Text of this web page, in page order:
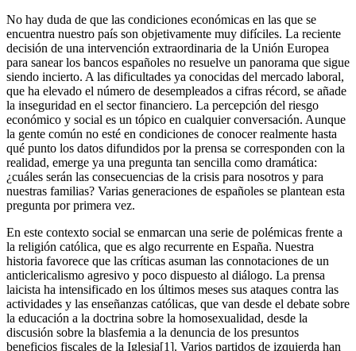
No hay duda de que las condiciones económicas en las que se
encuentra nuestro país son objetivamente muy difíciles. La reciente
decisión de una intervención extraordinaria de la Unión Europea
para sanear los bancos españoles no resuelve un panorama que sigue
siendo incierto. A las dificultades ya conocidas del mercado laboral,
que ha elevado el número de desempleados a cifras récord, se añade
la inseguridad en el sector financiero. La percepción del riesgo
económico y social es un tópico en cualquier conversación. Aunque
la gente común no esté en condiciones de conocer realmente hasta
qué punto los datos difundidos por la prensa se corresponden con la
realidad, emerge ya una pregunta tan sencilla como dramática:
¿cuáles serán las consecuencias de la crisis para nosotros y para
nuestras familias? Varias generaciones de españoles se plantean esta
pregunta por primera vez.
En este contexto social se enmarcan una serie de polémicas frente a
la religión católica, que es algo recurrente en España. Nuestra
historia favorece que las críticas asuman las connotaciones de un
anticlericalismo agresivo y poco dispuesto al diálogo. La prensa
laicista ha intensificado en los últimos meses sus ataques contra las
actividades y las enseñanzas católicas, que van desde el debate sobre
la educación a la doctrina sobre la homosexualidad, desde la
discusión sobre la blasfemia a la denuncia de los presuntos
beneficios fiscales de la Iglesia[1]. Varios partidos de izquierda han